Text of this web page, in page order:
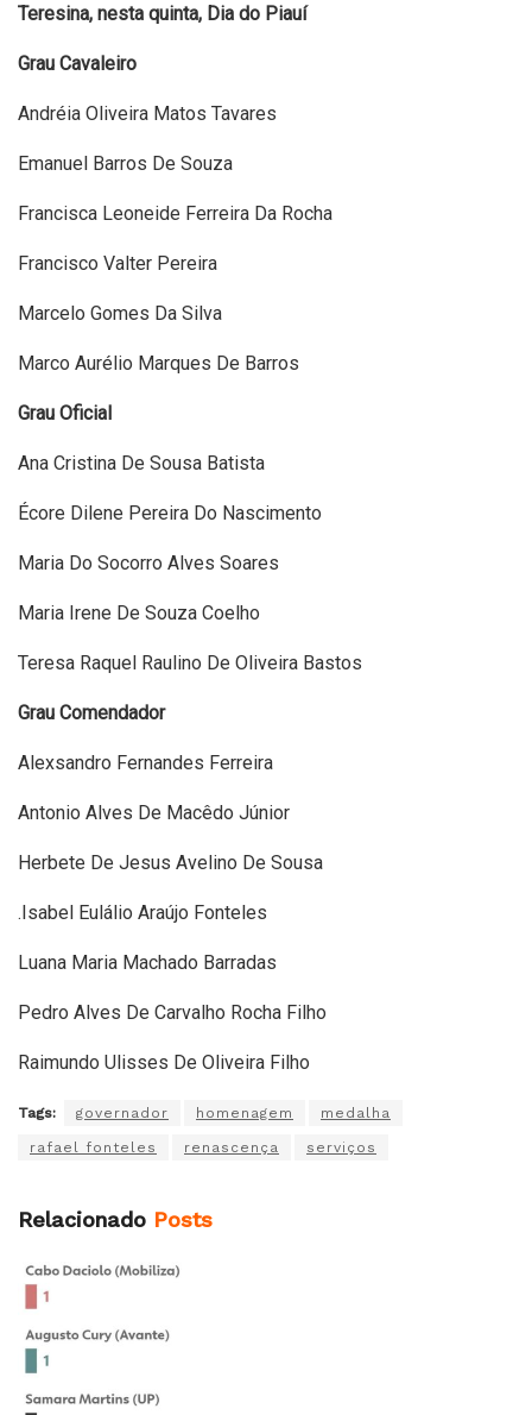
Teresina, nesta quinta, Dia do Piauí
Grau Cavaleiro
Andréia Oliveira Matos Tavares
Emanuel Barros De Souza
Francisca Leoneide Ferreira Da Rocha
Francisco Valter Pereira
Marcelo Gomes Da Silva
Marco Aurélio Marques De Barros
Grau Oficial
Ana Cristina De Sousa Batista
Écore Dilene Pereira Do Nascimento
Maria Do Socorro Alves Soares
Maria Irene De Souza Coelho
Teresa Raquel Raulino De Oliveira Bastos
Grau Comendador
Alexsandro Fernandes Ferreira
Antonio Alves De Macêdo Júnior
Herbete De Jesus Avelino De Sousa
.Isabel Eulálio Araújo Fonteles
Luana Maria Machado Barradas
Pedro Alves De Carvalho Rocha Filho
Raimundo Ulisses De Oliveira Filho
Tags: governador homenagem medalha
rafael fonteles renascença serviços
Relacionado Posts